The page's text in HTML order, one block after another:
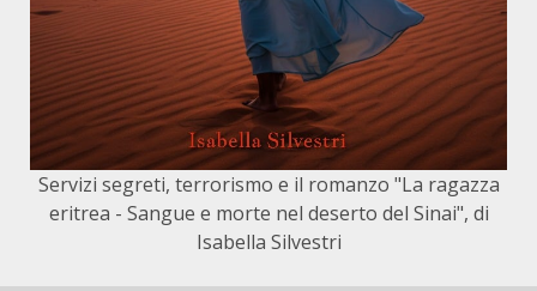
Servizi segreti, terrorismo e il romanzo "La ragazza
eritrea - Sangue e morte nel deserto del Sinai", di
Isabella Silvestri